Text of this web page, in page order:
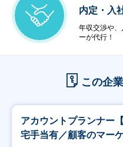
内定・入
年収交渉や
ーが代行！
この企
アカウントプランナー
宅手当有／顧客のマー